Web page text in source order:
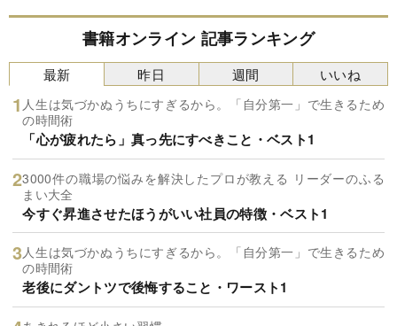
書籍オンライン 記事ランキング
最新
人生は気づかぬうちにすぎるから。「自分第一」で生きるため
の時間術
「心が疲れたら」真っ先にすべきこと・ベスト1
3000件の職場の悩みを解決したプロが教える リーダーのふる
まい大全
今すぐ昇進させたほうがいい社員の特徴・ベスト1
人生は気づかぬうちにすぎるから。「自分第一」で生きるため
の時間術
老後にダントツで後悔すること・ワースト1
昨日 週間 いいね